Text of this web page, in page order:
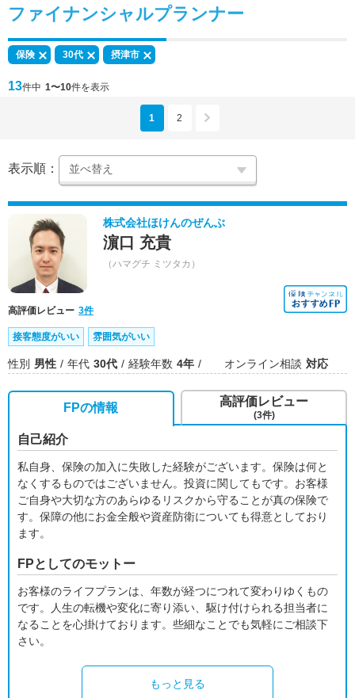
ファイナンシャルプランナー
保険 30代 摂津市
13件中 1〜10件を表示
1 2
表示順：
株式会社ほけんのぜんぶ
濵口 充貴
（ハマグチ ミツタカ）
高評価レビュー 3件
接客態度がいい 雰囲気がいい
性別 男性 年代 30代 経験年数 4年 オンライン相談 対応
FPの情報
自己紹介
私自身、保険の加入に失敗した経験がございます。保険は何と
なくするものではございません。投資に関してもです。お客様
ご自身や大切な方のあらゆるリスクから守ることが真の保険で
す。保障の他にお金全般や資産防衛についても得意としており
ます。
FPとしてのモットー
お客様のライフプランは、年数が経つにつれて変わりゆくもの
です。人生の転機や変化に寄り添い、駆け付けられる担当者に
なることを心掛けております。些細なことでも気軽にご相談下
さい。
もっと見る
高評価レビュー
(3件)